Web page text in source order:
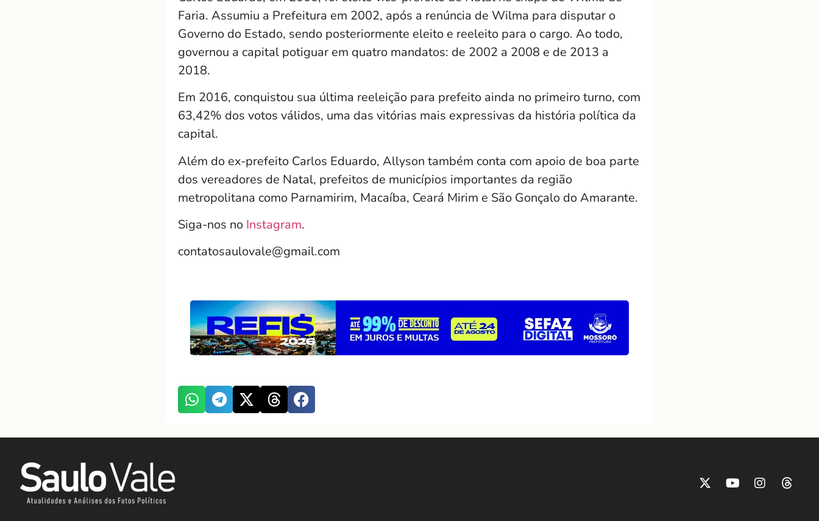
Faria. Assumiu a Prefeitura em 2002, após a renúncia de Wilma para disputar o
Governo do Estado, sendo posteriormente eleito e reeleito para o cargo. Ao todo,
governou a capital potiguar em quatro mandatos: de 2002 a 2008 e de 2013 a
2018.
Em 2016, conquistou sua última reeleição para prefeito ainda no primeiro turno, com
63,42% dos votos válidos, uma das vitórias mais expressivas da história política da
capital.
Além do ex-prefeito Carlos Eduardo, Allyson também conta com apoio de boa parte
dos vereadores de Natal, prefeitos de municípios importantes da região
metropolitana como Parnamirim, Macaíba, Ceará Mirim e São Gonçalo do Amarante.
Siga-nos no Instagram.
contatosaulovale@gmail.com